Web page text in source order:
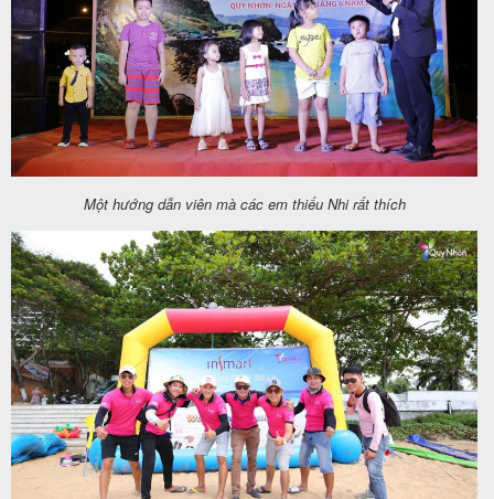
Một hướng dẫn viên mà các em thiếu Nhi rất thích